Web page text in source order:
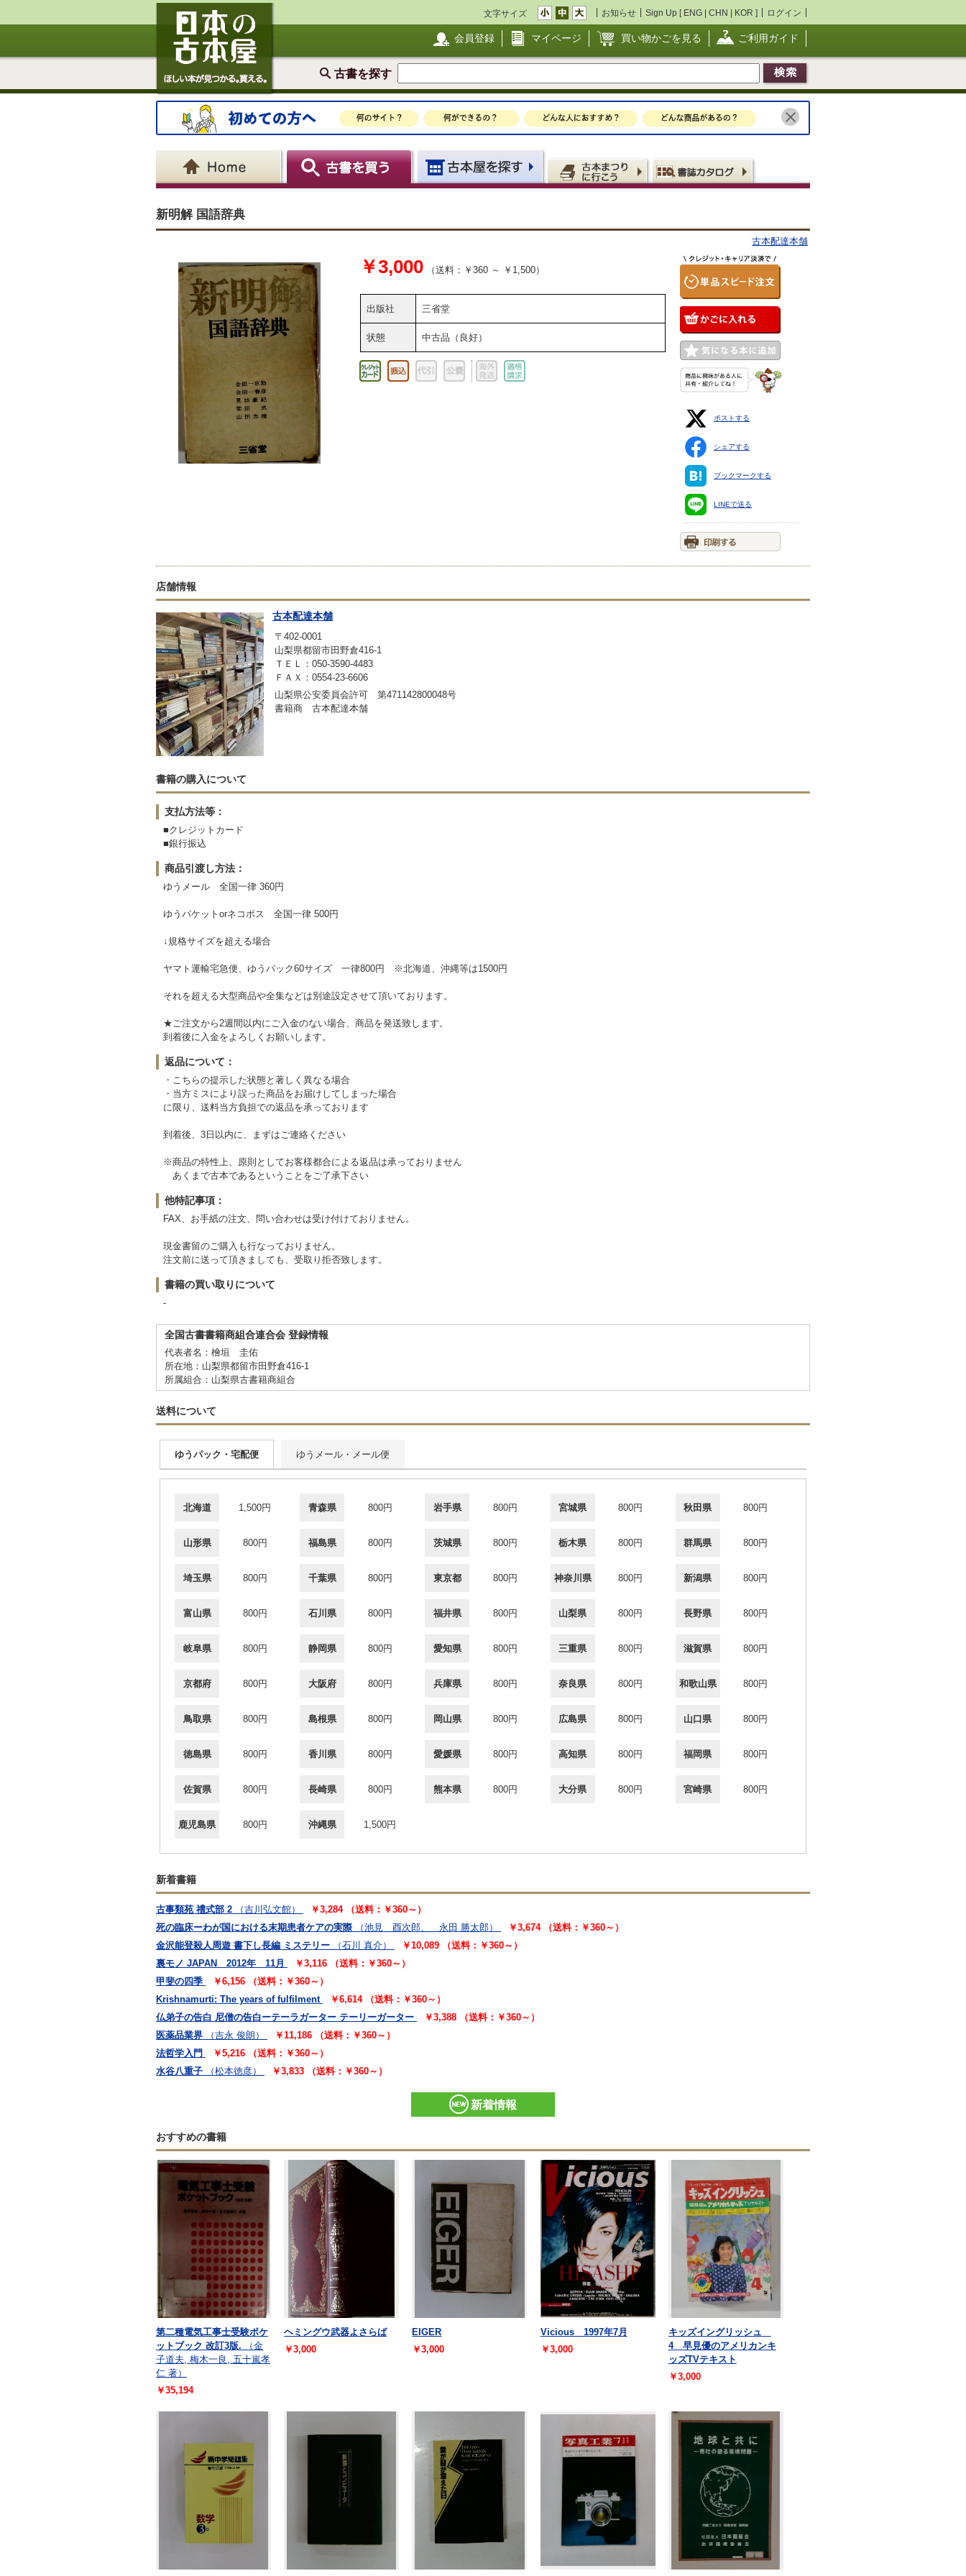
文字サイズ お知らせ Sign Up [ ENG | CHN | KOR ] ログイン
会員登録 マイページ 買い物かごを見る ご利用ガイド
古書を探す
新明解 国語辞典
古本配達本舗
￥3,000 （送料：￥360 ～ ￥1,500）
出版社 三省堂
状態 中古品（良好）
ポストする
シェアする
ブックマークする
LINEで送る
店舗情報
古本配達本舗
〒402-0001
山梨県都留市田野倉416-1
ＴＥＬ：050-3590-4483
ＦＡＸ：0554-23-6606
山梨県公安委員会許可 第471142800048号
書籍商 古本配達本舗
書籍の購入について
支払方法等：
■クレジットカード
■銀行振込
商品引渡し方法：
ゆうメール 全国一律 360円
ゆうパケットorネコポス 全国一律 500円
↓規格サイズを超える場合
ヤマト運輸宅急便、ゆうパック60サイズ 一律800円 ※北海道、沖縄等は1500円
それを超える大型商品や全集などは別途設定させて頂いております。
★ご注文から2週間以内にご入金のない場合、商品を発送致します。
到着後に入金をよろしくお願いします。
返品について：
・こちらの提示した状態と著しく異なる場合
・当方ミスにより誤った商品をお届けしてしまった場合
に限り、送料当方負担での返品を承っております
到着後、3日以内に、まずはご連絡ください
※商品の特性上、原則としてお客様都合による返品は承っておりません
あくまで古本であるということをご了承下さい
他特記事項：
FAX、お手紙の注文、問い合わせは受け付けておりません。
現金書留のご購入も行なっておりません。
注文前に送って頂きましても、受取り拒否致します。
書籍の買い取りについて
-
全国古書書籍商組合連合会 登録情報
代表者名：檜垣 圭佑
所在地：山梨県都留市田野倉416-1
所属組合：山梨県古書籍商組合
送料について
ゆうパック・宅配便 ゆうメール・メール便
北海道 1,500円 青森県 800円 岩手県 800円 宮城県 800円 秋田県 800円
山形県 800円 福島県 800円 茨城県 800円 栃木県 800円 群馬県 800円
埼玉県 800円 千葉県 800円 東京都 800円 神奈川県 800円 新潟県 800円
富山県 800円 石川県 800円 福井県 800円 山梨県 800円 長野県 800円
岐阜県 800円 静岡県 800円 愛知県 800円 三重県 800円 滋賀県 800円
京都府 800円 大阪府 800円 兵庫県 800円 奈良県 800円 和歌山県 800円
鳥取県 800円 島根県 800円 岡山県 800円 広島県 800円 山口県 800円
徳島県 800円 香川県 800円 愛媛県 800円 高知県 800円 福岡県 800円
佐賀県 800円 長崎県 800円 熊本県 800円 大分県 800円 宮崎県 800円
鹿児島県 800円 沖縄県 1,500円
新着書籍
古事類苑 禮式部 2 （吉川弘文館）
￥3,284 （送料：￥360～）
死の臨床ーわが国における末期患者ケアの実際
（池見 酉次郎、 永田 勝太郎）
￥3,674 （送料：￥360～）
金沢能登殺人周遊 書下し長編 ミステリー
（石川 真介）
￥10,089 （送料：￥360～）
裏モノ JAPAN 2012年 11月
￥3,116 （送料：￥360～）
甲斐の四季
￥6,156 （送料：￥360～）
Krishnamurti: The years of fulfilment
￥6,614 （送料：￥360～）
仏弟子の告白 尼僧の告白ーテーラガーター テーリーガーター
￥3,388 （送料：￥360～）
医薬品業界
（吉永 俊朗）
￥11,186 （送料：￥360～）
法哲学入門
￥5,216 （送料：￥360～）
水谷八重子
（松本徳彦） ￥3,833 （送料：￥360～）
新着情報
おすすめの書籍
第二種電気工事士受験ポケ
ットブック 改訂3版.
（金
子道夫, 梅木一良, 五十嵐孝
仁 著）
￥35,194
ヘミングウ武器よさらば
￥3,000
EIGER
￥3,000
Vicious 1997年7月
￥3,000
キッズイングリッシュ
4 早見優のアメリカンキ
ッズTVテキスト
￥3,000